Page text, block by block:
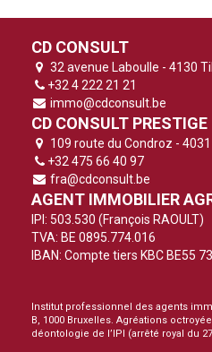
CD CONSULT
32 avenue Laboulle - 4130
+32 4 222 21 21
immo@cdconsult.be
CD CONSULT PRESTIGE
109 route du Condroz -
+32 475 66 40 97
fra@cdconsult.be
AGENT IMMOBILIER
IPI: 503.530 (François RAOULT)
TVA: BE 0895.774.016
IBAN: Compte tiers KBC BE55
Institut professionnel des agents
B, 1000 Bruxelles. Agréations
déontologie de l’IPI (arrêté royal du